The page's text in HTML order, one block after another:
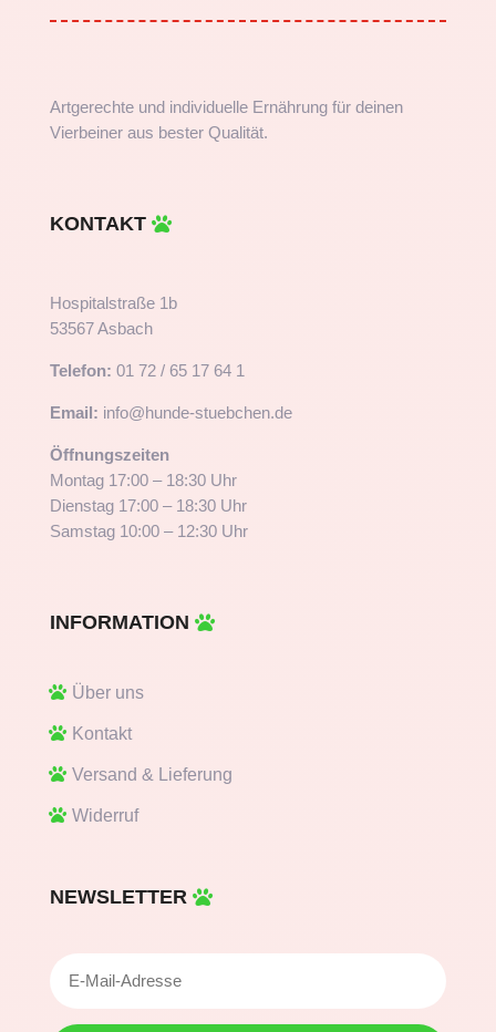
Artgerechte und individuelle Ernährung für deinen
Vierbeiner aus bester Qualität.
KONTAKT
Hospitalstraße 1b
53567 Asbach
Telefon: 01 72 / 65 17 64 1
Email: info@hunde-stuebchen.de
Öffnungszeiten
Montag 17:00 – 18:30 Uhr
Dienstag 17:00 – 18:30 Uhr
Samstag 10:00 – 12:30 Uhr
INFORMATION
Über uns
Kontakt
Versand & Lieferung
Widerruf
NEWSLETTER